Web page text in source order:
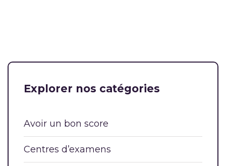
Explorer nos catégories
Avoir un bon score
Centres d’examens